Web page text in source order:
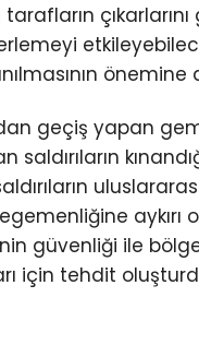
önemine
geçiş yapan
aykırı
güvenliği ile
için tehdit